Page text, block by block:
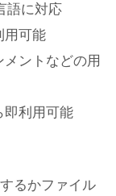
語に対応
用可能
ントなどの用
即利用可能
るかファイル